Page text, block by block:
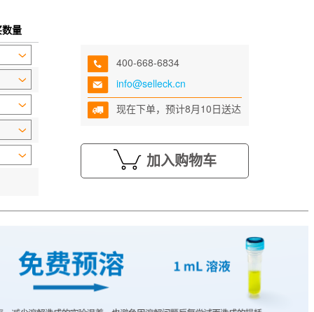
量
400-668-6834
info@selleck.cn
现在下单，预计8月10日送达
加入购物车